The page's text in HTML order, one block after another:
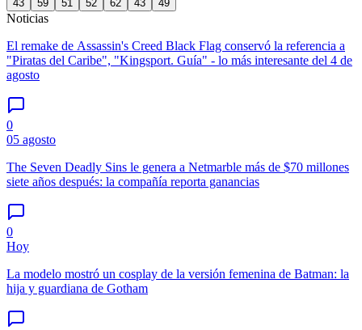
43 59 51 52 62 43 49
Noticias
El remake de Assassin's Creed Black Flag conservó la referencia a
"Piratas del Caribe", "Kingsport. Guía" - lo más interesante del 4 de
agosto
0
05 agosto
The Seven Deadly Sins le genera a Netmarble más de $70 millones
siete años después: la compañía reporta ganancias
0
Hoy
La modelo mostró un cosplay de la versión femenina de Batman: la
hija y guardiana de Gotham